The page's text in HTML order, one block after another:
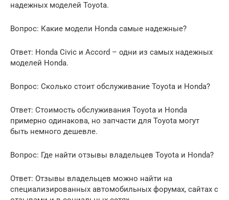
надежных моделей Toyota.
Вопрос: Какие модели Honda самые надежные?
Ответ: Honda Civic и Accord – одни из самых надежных
моделей Honda.
Вопрос: Сколько стоит обслуживание Toyota и Honda?
Ответ: Стоимость обслуживания Toyota и Honda
примерно одинакова, но запчасти для Toyota могут
быть немного дешевле.
Вопрос: Где найти отзывы владельцев Toyota и Honda?
Ответ: Отзывы владельцев можно найти на
специализированных автомобильных форумах, сайтах с